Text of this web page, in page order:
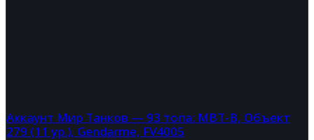
Аккаунт Мир Танков — 93 топа: MBT-B, Объект
279 (11 ур.), Gendarme, FV4005